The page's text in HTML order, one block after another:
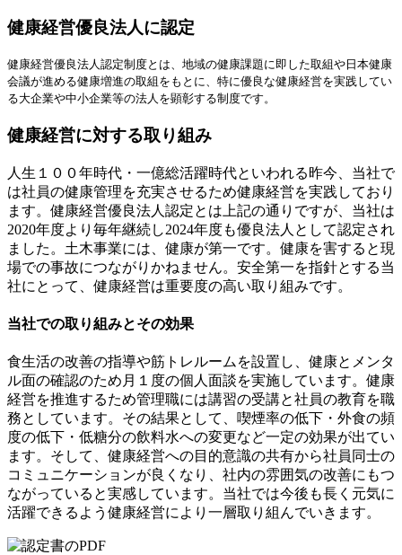
ナ
ビ
ゲ
シ
ョ
ン
健康経営優良法人に認定
健康経営優良法人認定制度とは、地域の健康課題に即した取組や日本健康
会議が進める健康増進の取組をもとに、特に優良な健康経営を実践してい
る大企業や中小企業等の法人を顕彰する制度です。
健康経営に対する取り組み
人生１００年時代・一億総活躍時代といわれる昨今、当社で
は社員の健康管理を充実させるため健康経営を実践しており
ます。健康経営優良法人認定とは上記の通りですが、当社は
2020年度より毎年継続し2024年度も優良法人として認定され
ました。土木事業には、健康が第一です。健康を害すると現
場での事故につながりかねません。安全第一を指針とする当
社にとって、健康経営は重要度の高い取り組みです。
当社での取り組みとその効果
食生活の改善の指導や筋トレルームを設置し、健康とメンタ
ル面の確認のため月１度の個人面談を実施しています。健康
経営を推進するため管理職には講習の受講と社員の教育を職
務としています。その結果として、喫煙率の低下・外食の頻
度の低下・低糖分の飲料水への変更など一定の効果が出てい
ます。そして、健康経営への目的意識の共有から社員同士の
コミュニケーションが良くなり、社内の雰囲気の改善にもつ
ながっていると実感しています。当社では今後も長く元気に
活躍できるよう健康経営により一層取り組んでいきます。